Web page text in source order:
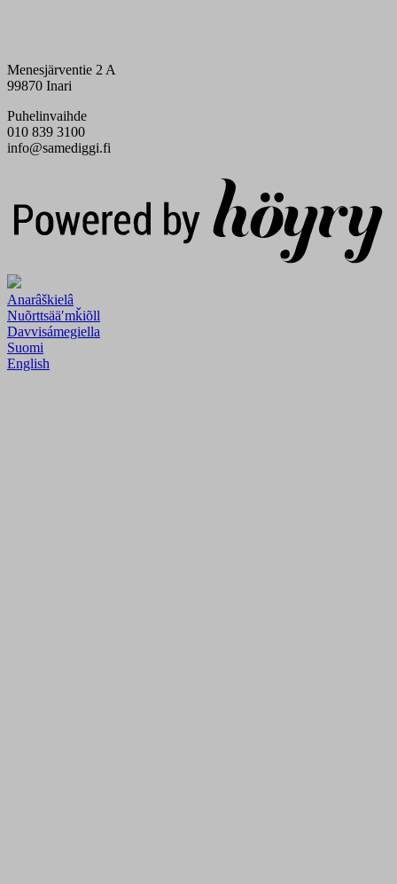
Menesjärventie 2 A
99870 Inari
Puhelinvaihde
010 839 3100
info@samediggi.fi
Anarâškielâ
Nuõrttsääʹmǩiõll
Davvisámegiella
Suomi
English